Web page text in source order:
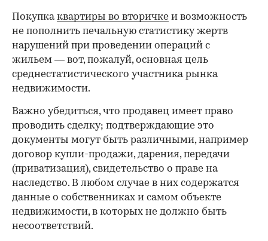
Покупкаквартиры во вторичке и возможность
не пополнить печальную статистику жертв
нарушений при проведении операций с
жильем — вот, пожалуй, основная цель
среднестатистического участника рынка
недвижимости.
Важно убедиться, что продавец имеет право
проводить сделку; подтверждающие это
документы могут быть различными, например
договор купли-продажи, дарения, передачи
(приватизация), свидетельство о праве на
наследство. В любом случае в них содержатся
данные о собственниках и самом объекте
недвижимости, в которых не должно быть
несоответствий.